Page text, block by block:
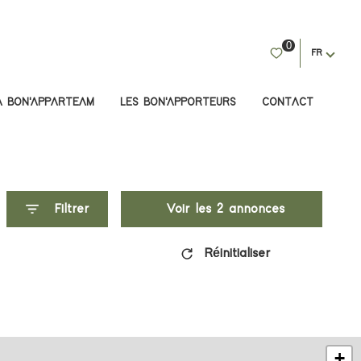
0
FR
BON'APPARTEAM LES BON'APPORTEURS CONTACT
Filtrer Voir les 2 annonces
Réinitialiser